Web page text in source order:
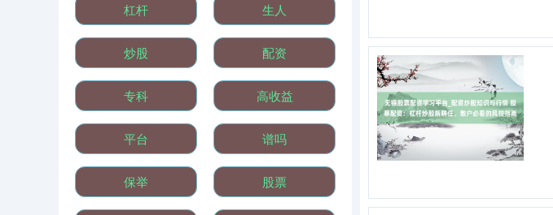
基金指数 7242.10 +12.30
杠杆 生人
炒股 配资
专科 高收益
平台 谱吗
保举 股票